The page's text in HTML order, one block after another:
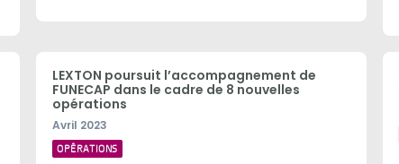
LEXTON poursuit l’accompagnement de
FUNECAP dans le cadre de 8 nouvelles
opérations
Avril 2023
OPÉRATIONS